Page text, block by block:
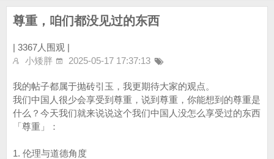
尊重，咱们都没见过的东西
| 3367人围观 |
小矮胖
2025-05-17 17:37:13
我的帖子都属于抛砖引玉，我更期待大家的观点。
我们中国人很少会享受到尊重，说到尊重，你能想到的尊重是
什么？今天我们就来说说这个我们中国人没怎么享受过的东西
「尊重」：
1. 伦理与道德角度